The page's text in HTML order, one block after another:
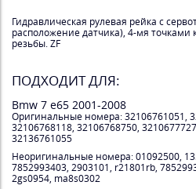
Гидравлическая рулевая рейка с
расположение датчика), 4-мя точками
резьбы. ZF
ПОДХОДИТ ДЛЯ:
Bmw 7 e65 2001-2008
Оригинальные номера: 32106761051,
32106768118, 32106768750,
32136761055
Неоригинальные номера: 01092500,
7852993403, 2903101, r21801rb,
2gs0954, ma8s0302